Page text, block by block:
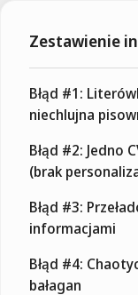
Zestawienie
Błąd #1:
niechlujna
Błąd #2: Jedno
(brak
Błąd #3:
informacjami
Błąd #4:
bałagan